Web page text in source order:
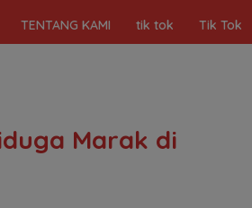
TENTANG KAMI tik tok Tik Tok
Marak di